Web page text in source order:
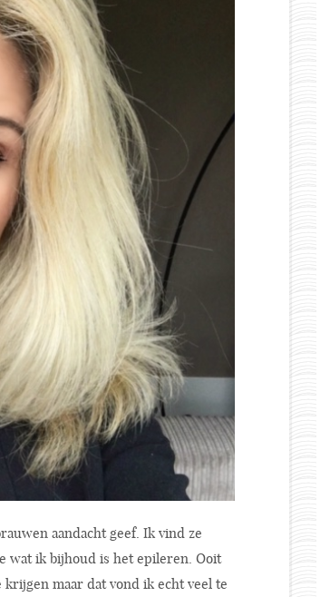
aandacht geef. Ik vind ze
wat ik bijhoud is het epileren. Ooit
maar dat vond ik echt veel te